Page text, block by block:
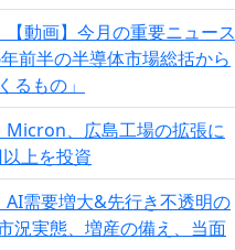
【動画】今月の重要ニュース
年前半の半導体市場総括から
るもの」
Micron、広島工場の拡張に
上を投資
AI需要増大&先行き不透明の
況実態、増産の備え、当面